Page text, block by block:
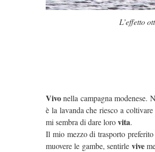
L’effetto
Vivonella campagna modenese.
è la lavanda che riesco a
mi sembra di dare lorovita.
Il mio mezzo di trasporto
muovere le gambe, sentirle vive